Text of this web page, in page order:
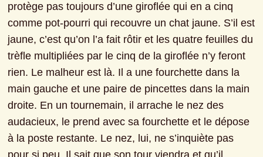
protège pas toujours d’une giroflée qui en a cinq
comme pot-pourri qui recouvre un chat jaune. S’il est
jaune, c’est qu’on l’a fait rôtir et les quatre feuilles du
trèfle multipliées par le cinq de la giroflée n’y feront
rien. Le malheur est là. Il a une fourchette dans la
main gauche et une paire de pincettes dans la main
droite. En un tournemain, il arrache le nez des
audacieux, le prend avec sa fourchette et le dépose
à la poste restante. Le nez, lui, ne s’inquiète pas